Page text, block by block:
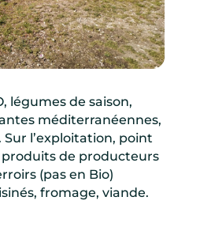
légumes de saison,
méditerranéennes,
l’exploitation, point
produits de producteurs
(pas en Bio)
fromage, viande.